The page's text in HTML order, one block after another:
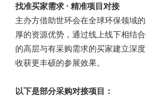
找准买家需求 · 精准项目对接
主办方借助世环会在全球环保领域
厚的资源优势，通过线上线下相结
的高层与有采购需求的买家建立深
收获更丰硕的参展效果。
以下是部分采购对接项目：